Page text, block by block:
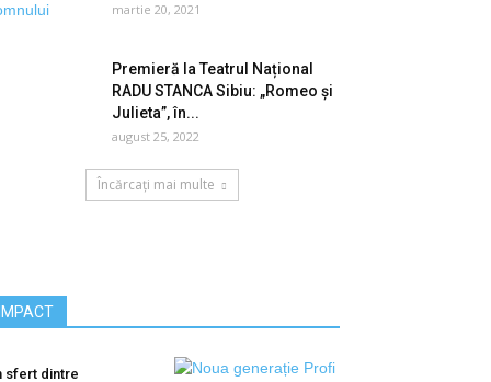
martie 20, 2021
Premieră la Teatrul Național
RADU STANCA Sibiu: „Romeo și
Julieta”, în...
august 25, 2022
Încărcați mai multe
sfert dintre